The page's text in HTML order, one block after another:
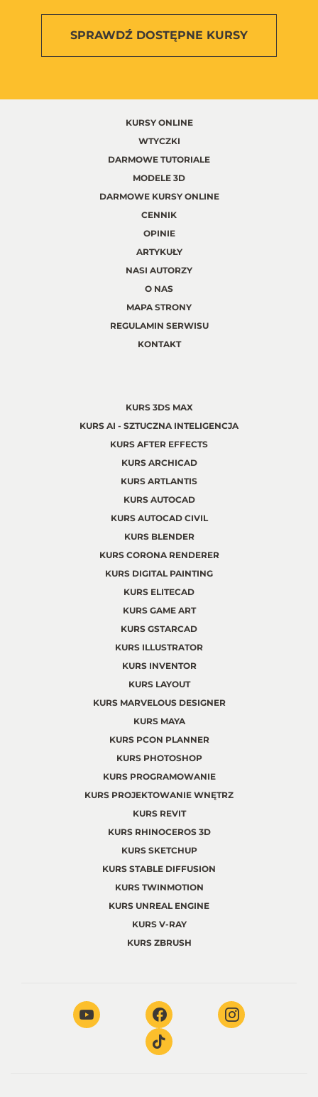
SPRAWDŹ DOSTĘPNE KURSY
KURSY ONLINE
WTYCZKI
DARMOWE TUTORIALE
MODELE 3D
DARMOWE KURSY ONLINE
CENNIK
OPINIE
ARTYKUŁY
NASI AUTORZY
O NAS
MAPA STRONY
REGULAMIN SERWISU
KONTAKT
KURS 3DS MAX
KURS AI - SZTUCZNA INTELIGENCJA
KURS AFTER EFFECTS
KURS ARCHICAD
KURS ARTLANTIS
KURS AUTOCAD
KURS AUTOCAD CIVIL
KURS BLENDER
KURS CORONA RENDERER
KURS DIGITAL PAINTING
KURS ELITECAD
KURS GAME ART
KURS GSTARCAD
KURS ILLUSTRATOR
KURS INVENTOR
KURS LAYOUT
KURS MARVELOUS DESIGNER
KURS MAYA
KURS PCON PLANNER
KURS PHOTOSHOP
KURS PROGRAMOWANIE
KURS PROJEKTOWANIE WNĘTRZ
KURS REVIT
KURS RHINOCEROS 3D
KURS SKETCHUP
KURS STABLE DIFFUSION
KURS TWINMOTION
KURS UNREAL ENGINE
KURS V-RAY
KURS ZBRUSH